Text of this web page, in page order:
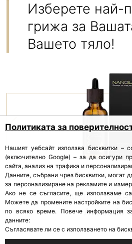
Изберете най-
грижа за
Вашето тяло!
МАСЛО ОТ
Avocado
Политиката за
Нашият уебсайт използва бисквитки –
(включително Google) – за да осигури
сайта, анализ на трафика и
Данните, събрани чрез бисквитки, могат
за персонализиране на рекламите и
Ако не се съгласите, ще използваме
Можете да промените настройките на
по всяко време. Повече информация
данните:
Съгласявате ли се с използването на